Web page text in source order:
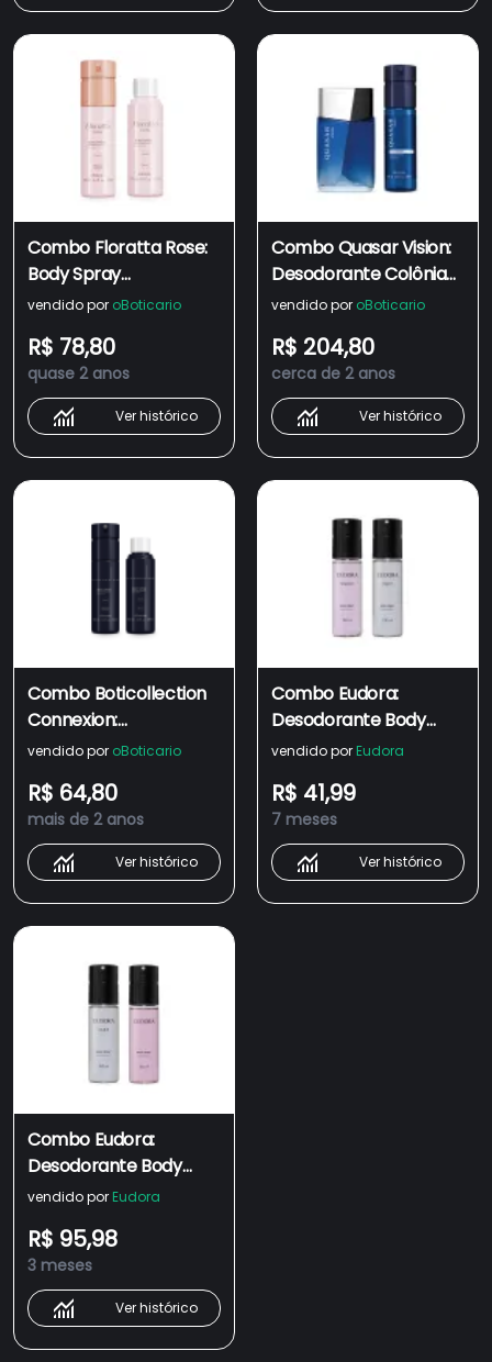
Combo Floratta Rose:
Body Spray
Desodorante 100ml +
vendido por oBoticario
R$ 78,80
quase 2 anos
Ver histórico
Combo Quasar Vision:
Desodorante Colônia
100ml + Body Spray
vendido por oBoticario
R$ 204,80
cerca de 2 anos
Ver histórico
Combo Boticollection
Connexion:
Desodorante Body
vendido por oBoticario
R$ 64,80
mais de 2 anos
Ver histórico
Combo Eudora:
Desodorante Body
Spray Intention 100ml +
Spray Club 6 100ml
vendido por Eudora
R$ 41,99
7 meses
Ver histórico
Combo Eudora:
Desodorante Body
Spray Club 6 100ml +
Spray Eudora 100ml
vendido por Eudora
R$ 95,98
3 meses
Ver histórico